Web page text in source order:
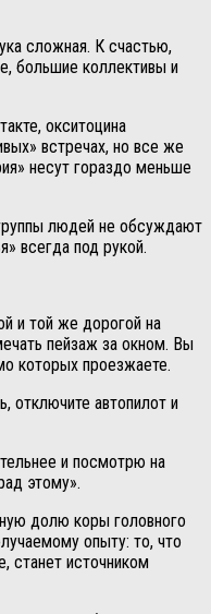
сложная. К счастью,
большие коллективы и
окситоцина
встречах, но все же
несут гораздо меньше
людей не обсуждают
всегда под рукой.
и той же дорогой на
пейзаж за окном. Вы
которых проезжаете.
отключите автопилот и
и посмотрю на
этому».
долю коры головного
опыту: то, что
станет источником